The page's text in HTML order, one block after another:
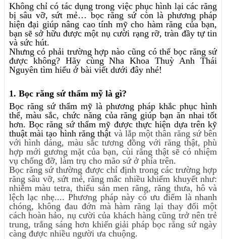
Không chỉ có tác dụng trong việc phục hình lại các răng
bị sâu vỡ, sứt mẻ… bọc răng sứ còn là phương pháp
hiện đại giúp nâng cao tính mỹ cho hàm răng của bạn,
bạn sẽ sở hữu được một nụ cười rạng rỡ, tràn đầy tự tin
và sức hút.
Nhưng có phải trường hợp nào cũng có thể bọc răng sứ
được không? Hãy cùng Nha Khoa Thuỳ Anh Thái
Nguyên tìm hiểu ở bài viết dưới đây nhé!
1. Bọc răng sứ thẩm mỹ là gì?
Bọc răng sứ thẩm mỹ là phương pháp khắc phục hình
thể, màu sắc, chức năng của răng giúp bạn ăn nhai tốt
hơn. Bọc răng sứ thẩm mỹ được thực hiện dựa trên kỹ
thuật mài tạo hình răng thật và lắp một thân răng sứ bên
với hình dáng, màu sắc tương đồng với răng thật, phù
hợp mới gương mặt của bạn, cùi răng thật sẽ có nhiệm
vụ chống đỡ, làm trụ cho mão sứ ở phía trên.
Bọc răng sứ thường được chỉ định trong các trường hợp
răng sâu vỡ, sứt mẻ, răng mắc nhiều khiếm khuyết như:
nhiễm màu tetra, thiểu sản men răng, răng thưa, hô và
lệch lạc nhẹ.... Phương pháp này có ưu điểm là nhanh
chóng, không đau đớn mà hàm răng lại thay đổi một
cách hoàn hảo, nụ cười của khách hàng cũng trở nên trẻ
trung, trắng sáng hơn khiến giải pháp bọc răng sứ ngày
càng được nhiều người ưa chuộng.